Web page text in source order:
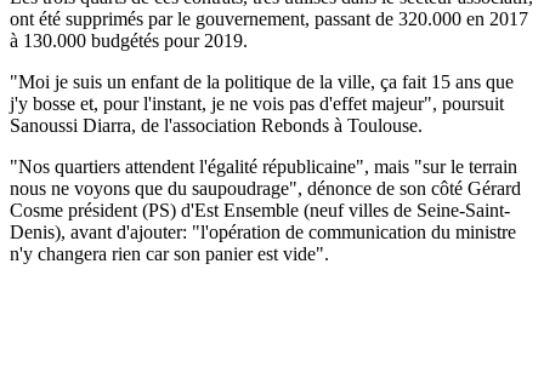
ont été supprimés par le gouvernement, passant de 320.000 en 2017
à 130.000 budgétés pour 2019.
"Moi je suis un enfant de la politique de la ville, ça fait 15 ans que
j'y bosse et, pour l'instant, je ne vois pas d'effet majeur", poursuit
Sanoussi Diarra, de l'association Rebonds à Toulouse.
"Nos quartiers attendent l'égalité républicaine", mais "sur le terrain
nous ne voyons que du saupoudrage", dénonce de son côté Gérard
Cosme président (PS) d'Est Ensemble (neuf villes de Seine-Saint-
Denis), avant d'ajouter: "l'opération de communication du ministre
n'y changera rien car son panier est vide".